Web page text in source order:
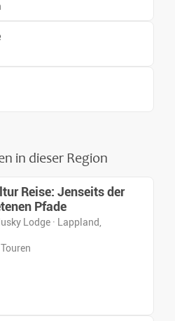
in dieser Region
Reise: Jenseits der
Pfade
Lodge · Lappland,